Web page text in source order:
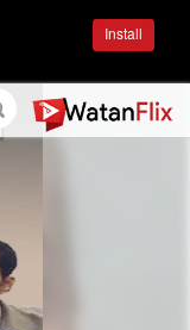
Install